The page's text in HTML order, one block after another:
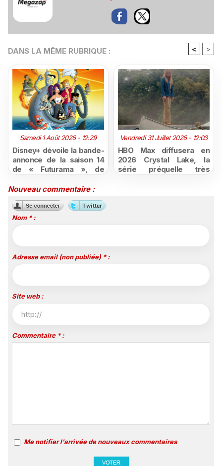
DANS LA MÊME RUBRIQUE : < >
Samedi 1 Août 2026 - 12:29
Disney+ dévoile la bande-
annonce de la saison 14
de « Futurama », de
Vendredi 31 Juillet 2026 - 12:03
HBO Max diffusera en
2026 Crystal Lake, la
série préquelle très
Nouveau commentaire :
Nom * :
Adresse email (non publiée) * :
Site web :
Commentaire * :
Me notifier l'arrivée de nouveaux commentaires